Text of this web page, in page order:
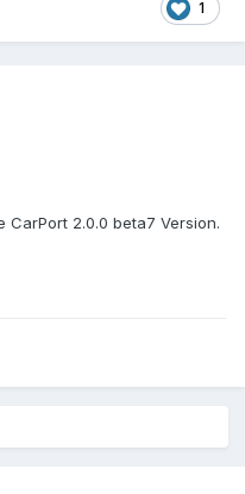
1
CarPort 2.0.0 beta7 Version.